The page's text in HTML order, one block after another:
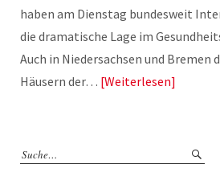
haben am Dienstag bundesweit
die dramatische Lage im
Auch in Niedersachsen und Bremen
Häusern der… Weiterlesen